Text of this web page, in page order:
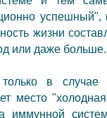
успешный",
жизни
или даже больше.
в
место
иммунной